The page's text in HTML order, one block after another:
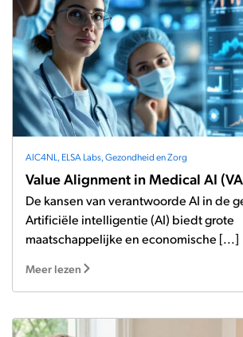
AIC4NL ELSA Labs Gezondheid en Zorg
Value Alignment in Medical AI
De kansen van verantwoorde AI in de
Artificiële intelligentie (AI) biedt grote
maatschappelijke en economische [...]
Meer lezen